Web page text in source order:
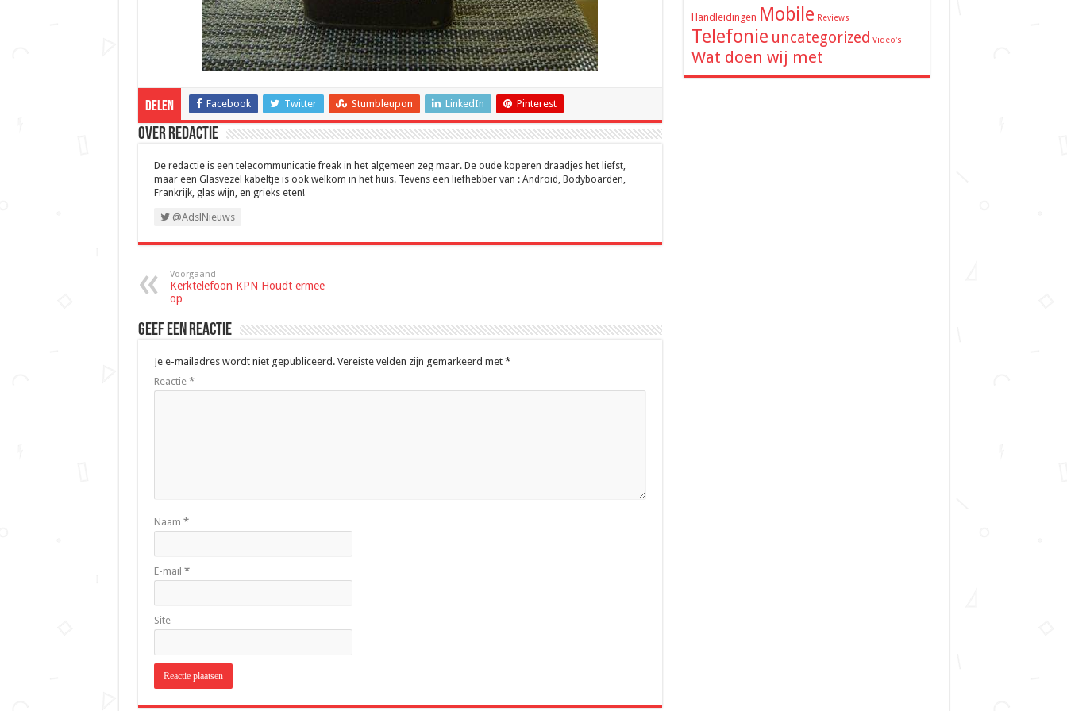
Delen Facebook Twitter Stumbleupon LinkedIn Pinterest
Over Redactie
De redactie is een telecommunicatie freak in het algemeen zeg maar. De oude koperen draadjes het liefst,
maar een Glasvezel kabeltje is ook welkom in het huis. Tevens een liefhebber van : Android, Bodyboarden,
Frankrijk, glas wijn, en grieks eten!
@AdslNieuws
Voorgaand
Kerktelefoon KPN Houdt ermee
op
Geef een reactie
Je e-mailadres wordt niet gepubliceerd. Vereiste velden zijn gemarkeerd met *
Reactie *
Naam *
E-mail *
Site
Handleidingen Mobile Reviews
Telefonie uncategorized Video's
Wat doen wij met